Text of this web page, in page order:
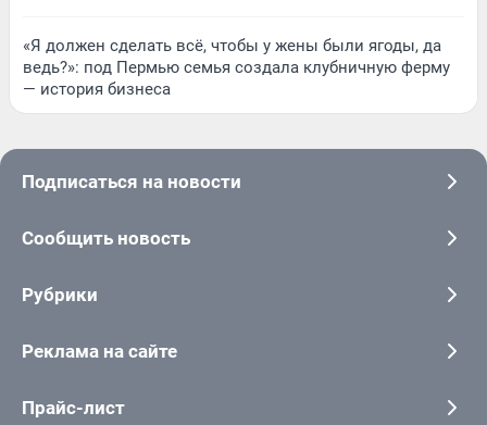
«Я должен сделать всё, чтобы у жены были ягоды, да
ведь?»: под Пермью семья создала клубничную ферму
— история бизнеса
Подписаться на новости
Сообщить новость
Рубрики
Реклама на сайте
Прайс-лист